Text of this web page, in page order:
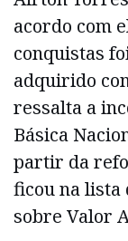
acordo com
conquistas
adquirido
ressalta a
Básica
partir da
ficou na lista
sobre Valor